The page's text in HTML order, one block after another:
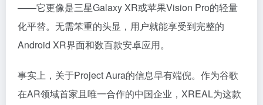
——它更像是三星Galaxy XR或苹果Vision Pro的轻量
化平替。无需笨重的头显，用户就能享受到完整的
Android XR界面和数百款安卓应用。
事实上，关于Project Aura的信息早有端倪。作为谷歌
在AR领域首家且唯一合作的中国企业，XREAL为这款